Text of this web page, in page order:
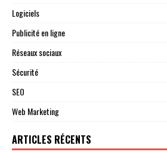
Logiciels
Publicité en ligne
Réseaux sociaux
Sécurité
SEO
Web Marketing
ARTICLES RÉCENTS